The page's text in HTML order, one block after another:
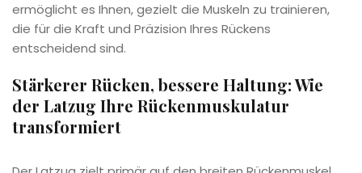
ermöglicht es Ihnen, gezielt die Muskeln zu trainieren,
die für die Kraft und Präzision Ihres Rückens
entscheidend sind.
Stärkerer Rücken, bessere Haltung: Wie
der Latzug Ihre Rückenmuskulatur
transformiert